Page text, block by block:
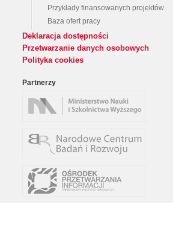
Przykłady finansowanych projektów
Baza ofert pracy
Deklaracja dostępności
Przetwarzanie danych osobowych
Polityka cookies
Partnerzy